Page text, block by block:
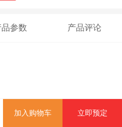
品参数 产品评论
加入购物车 立即预定